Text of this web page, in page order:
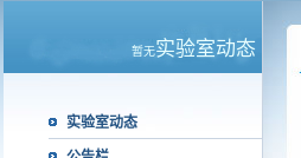
暂无实验室动态
实验室动态